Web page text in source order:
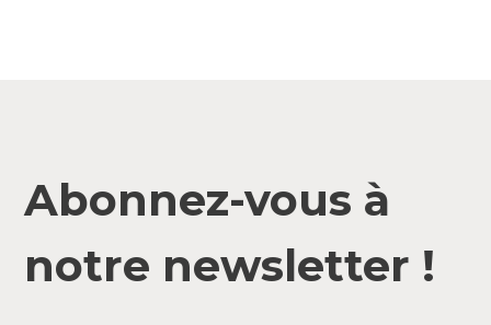
Abonnez-vous à
notre newsletter !